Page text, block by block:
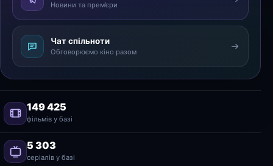
Новини та прем’єри
Чат спільноти
Обговорюємо кіно разом
149 425
фільмів у базі
5 303
серіалів у базі